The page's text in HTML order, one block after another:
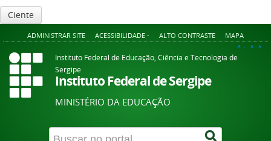
Ciente
ADMINISTRAR SITE ACESSIBILIDADE - ALTO CONTRASTE MAPA
A+ A A-
Instituto Federal de Educação, Ciência e Tecnologia de
Sergipe
Instituto Federal de Sergipe
MINISTÉRIO DA EDUCAÇÃO